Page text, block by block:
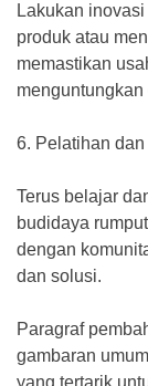
Lakukan
produk atau
memastikan
6. Pelatihan
Terus belajar
budidaya
dengan
dan solusi.
Paragraf
gambaran
yang tertarik